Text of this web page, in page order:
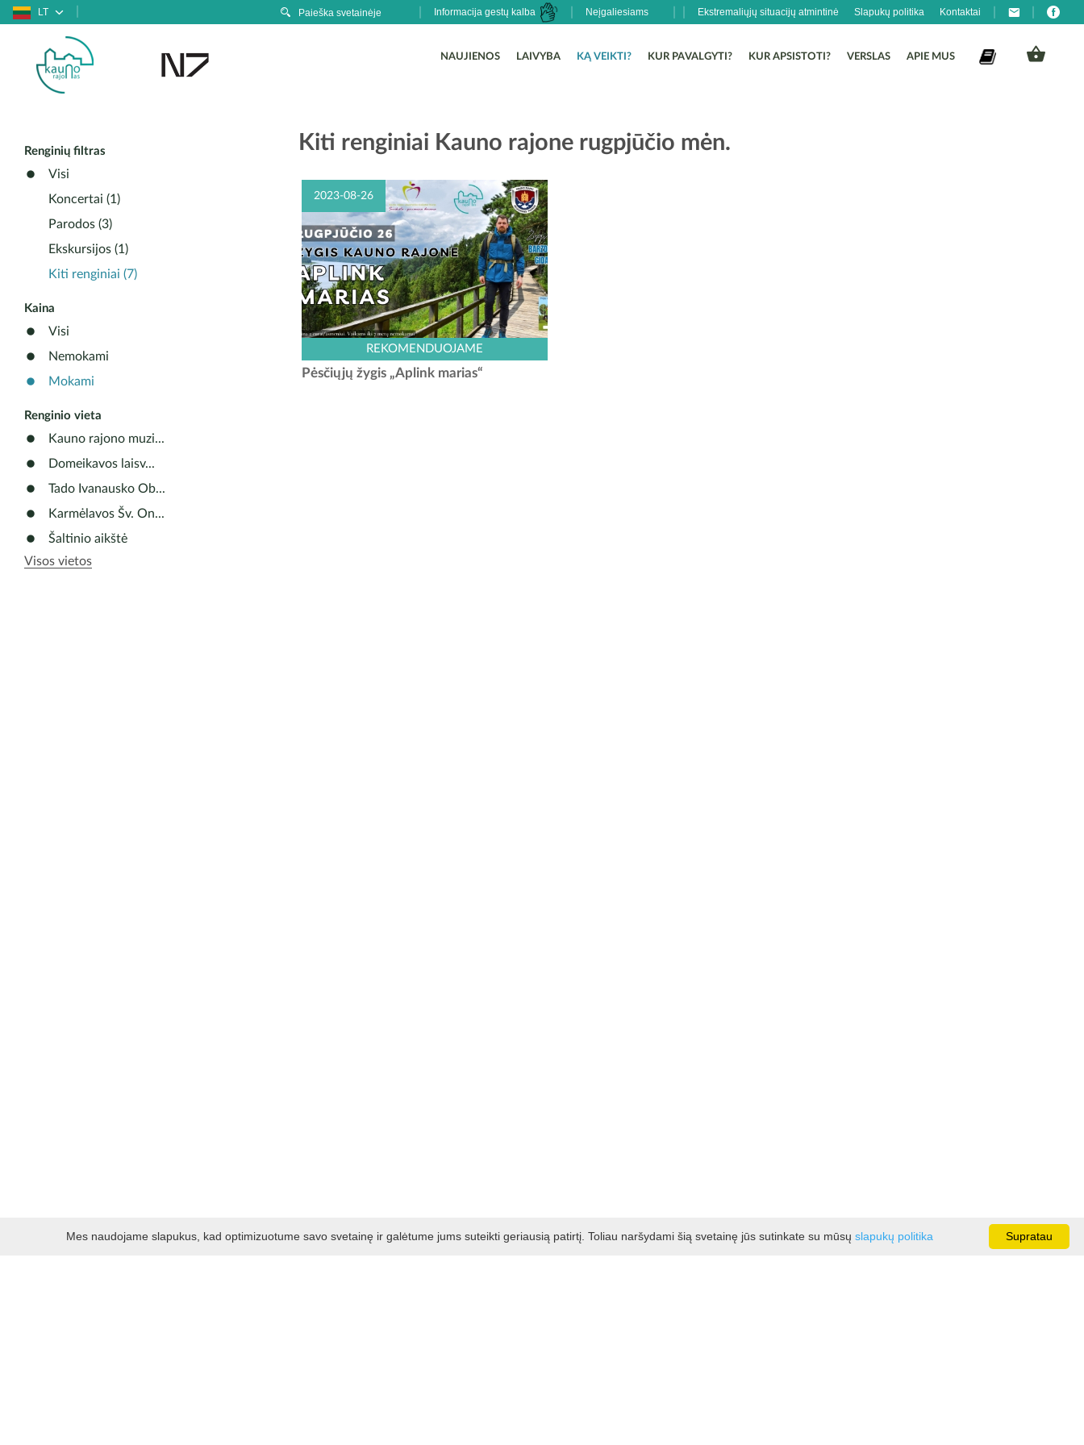
LT Ekstremaliųjų situacijų atmintinė Slapukų politika Kontaktai
Neįgaliesiams
Informacija gestų kalba
NAUJIENOS LAIVYBA KĄ VEIKTI? KUR PAVALGYTI? KUR APSISTOTI? VERSLAS APIE MUS
Renginių filtras
Visi
Koncertai (1)
Parodos (3)
Ekskursijos (1)
Kiti renginiai (7)
Kaina
Visi
Nemokami
Mokami
Renginio vieta
Kauno rajono muzi...
Domeikavos laisv...
Tado Ivanausko Ob...
Karmėlavos Šv. On...
Šaltinio aikštė
Visos vietos
Kiti renginiai Kauno rajone rugpjūčio mėn.
2023-08-26
DATA: 2023-08-26 LAIKAS: Žygio pradžia –
10:00 val., dalyvių registracija – nuo 9:30 val.
MARŠRUTAS:...
REKOMENDUOJAME
Pėsčiųjų žygis „Aplink marias“
Supratau
Mes naudojame slapukus, kad optimizuotume savo svetainę ir galėtume jums suteikti geriausią patirtį. Toliau naršydami šią svetainę jūs sutinkate su mūsų slapukų politika